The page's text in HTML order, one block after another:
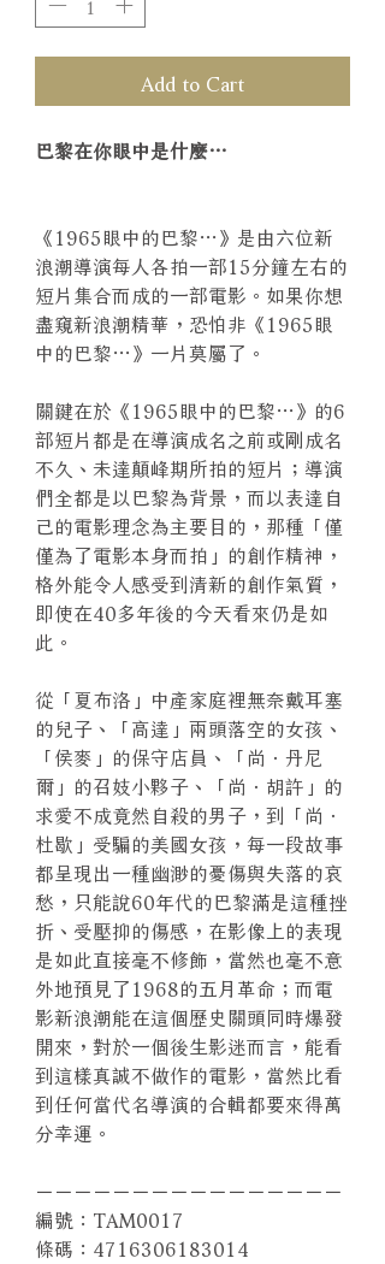
Add to Cart
巴黎在你眼中是什麼…
《1965眼中的巴黎…》是由六位新
浪潮導演每人各拍一部15分鐘左右的
短片集合而成的一部電影。如果你想
盡窺新浪潮精華，恐怕非《1965眼
中的巴黎…》一片莫屬了。
關鍵在於《1965眼中的巴黎…》的6
部短片都是在導演成名之前或剛成名
不久、未達顛峰期所拍的短片；導演
們全都是以巴黎為背景，而以表達自
己的電影理念為主要目的，那種「僅
僅為了電影本身而拍」的創作精神，
格外能令人感受到清新的創作氣質，
即使在40多年後的今天看來仍是如
此。
從「夏布洛」中產家庭裡無奈戴耳塞
的兒子、「高達」兩頭落空的女孩、
「侯麥」的保守店員、「尚．丹尼
爾」的召妓小夥子、「尚．胡許」的
求愛不成竟然自殺的男子，到「尚．
杜歇」受騙的美國女孩，每一段故事
都呈現出一種幽渺的憂傷與失落的哀
愁，只能說60年代的巴黎滿是這種挫
折、受壓抑的傷感，在影像上的表現
是如此直接毫不修飾，當然也毫不意
外地預見了1968的五月革命；而電
影新浪潮能在這個歷史關頭同時爆發
開來，對於一個後生影迷而言，能看
到這樣真誠不做作的電影，當然比看
到任何當代名導演的合輯都要來得萬
分幸運。
－－－－－－－－－－－－－－－－
編號：TAM0017
條碼：4716306183014